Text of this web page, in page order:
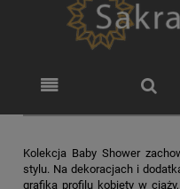
Kolekcja Baby Shower
stylu. Na dekoracjach i
grafika profilu kobiety w